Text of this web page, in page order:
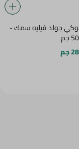
جولد فيليه سمك -
جم
جم